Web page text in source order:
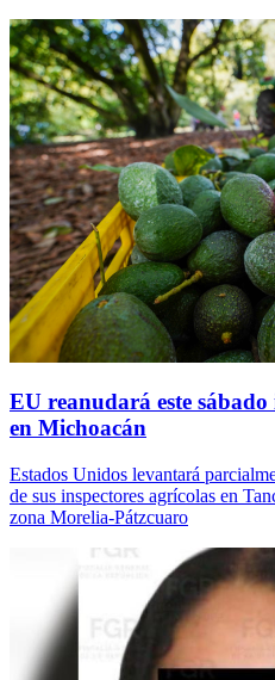
EU reanudará este sábado
en Michoacán
Estados Unidos levantará
de sus inspectores agrícolas en
zona Morelia-Pátzcuaro